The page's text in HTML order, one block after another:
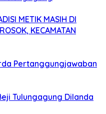
METIK MASIH DI
KECAMATAN
Pertanggungjawaban
Tulungagung Dilanda